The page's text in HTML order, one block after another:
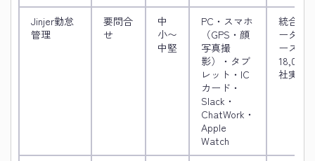
Jinjer勤怠
管理
要問合
せ
中
小〜
中堅
PC・スマホ
（GPS・顔
写真撮
影）・タブ
レット・IC
カード・
Slack・
ChatWork・
Apple
Watch
統合デ
ータベ
ース・
18,000
社実績